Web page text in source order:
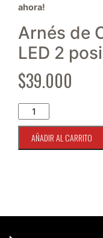
ahora!
Arnés de
LED 2
$39.000
Arnés de Cables
AÑADIR AL CARRITO